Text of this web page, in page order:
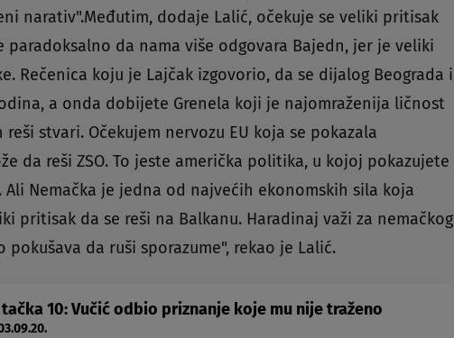
narativ".Međutim, dodaje Lalić, očekuje se veliki pritisak
paradoksalno da nama više odgovara Bajedn, jer je veliki
Rečenica koju je Lajčak izgovorio, da se dijalog Beograda i
a onda dobijete Grenela koji je najomraženija ličnost
stvari. Očekujem nervozu EU koja se pokazala
da reši ZSO. To jeste američka politika, u kojoj pokazujete
Ali Nemačka je jedna od najvećih ekonomskih sila koja
pritisak da se reši na Balkanu. Haradinaj važi za nemačkog
pokušava da ruši sporazume", rekao je Lalić.
10: Vučić odbio priznanje koje mu nije traženo